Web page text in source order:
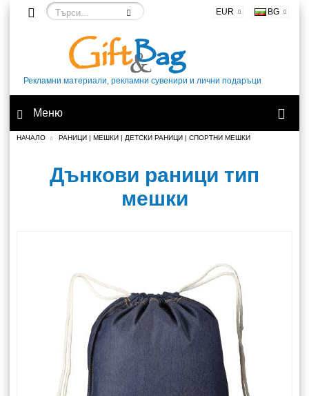
EUR BG
Рекламни материали, рекламни сувенири и лични подаръци
Меню
НАЧАЛО РАНИЦИ | МЕШКИ | ДЕТСКИ РАНИЦИ | СПОРТНИ МЕШКИ
Дънкови раници тип
мешки